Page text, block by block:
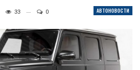
АВТОНОВОСТИ
33 0